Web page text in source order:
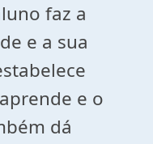
faz a
e a sua
e o
dá